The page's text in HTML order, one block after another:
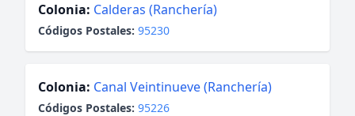
Colonia: Calderas (Ranchería)
Códigos Postales: 95230
Colonia: Canal Veintinueve (Ranchería)
Códigos Postales: 95226